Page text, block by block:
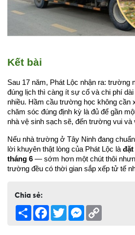
Kết bài
Sau 17 năm, Phát Lộc nhận ra: trường
đúng lịch thì càng ít sự cố và chi phí
nhiều. Hầm cầu trường học không cần
chăm sóc đúng định kỳ là đủ để gần
nhà vệ sinh sạch sẽ, đến trường vui và
Nếu nhà trường ở Tây Ninh đang
lời khuyên thật lòng của Phát Lộc là đặt
tháng 6 — sớm hơn một chút thôi
trường đều có thời gian sắp xếp tử tế
Chia sẻ:
Share Facebook
TwitterMessenger